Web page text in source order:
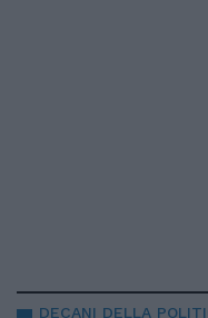
DECANI DELLA